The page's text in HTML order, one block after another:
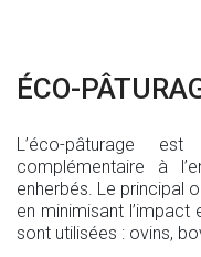
ÉCO-
L’éco-pâturage
complémentaire à
enherbés. Le principal
en minimisant l’impact
sont utilisées : ovins,